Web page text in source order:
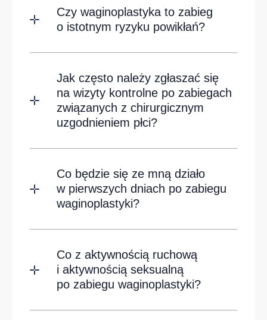
Czy waginoplastyka to zabieg
o istotnym ryzyku powikłań?
Jak często należy zgłaszać się
na wizyty kontrolne po zabiegach
związanych z chirurgicznym
uzgodnieniem płci?
Co będzie się ze mną działo
w pierwszych dniach po zabiegu
waginoplastyki?
Co z aktywnością ruchową
i aktywnością seksualną
po zabiegu waginoplastyki?